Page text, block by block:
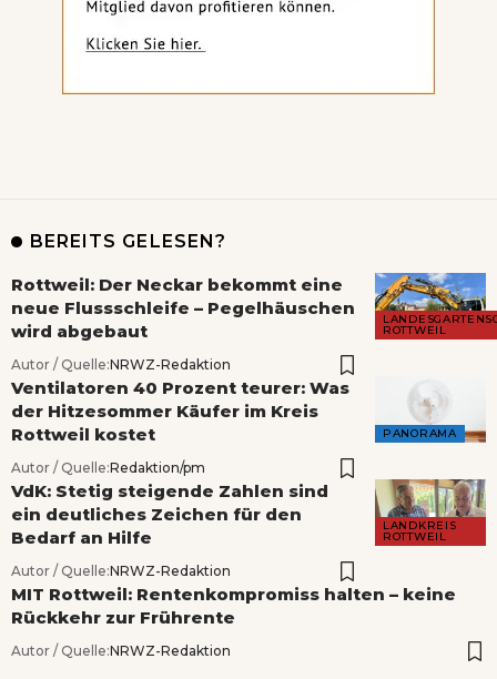
BEREITS GELESEN?
ROTTWEIL
Rottweil: Der Neckar bekommt eine
neue Flussschleife – Pegelhäuschen
wird abgebaut
Autor / Quelle:NRWZ-Redaktion
PANORAMA
Ventilatoren 40 Prozent teurer: Was
der Hitzesommer Käufer im Kreis
Rottweil kostet
Autor / Quelle:Redaktion/pm
LANDKREIS
ROTTWEIL
VdK: Stetig steigende Zahlen sind
ein deutliches Zeichen für den
Bedarf an Hilfe
Autor / Quelle:NRWZ-Redaktion
MIT Rottweil: Rentenkompromiss halten – keine
Rückkehr zur Frührente
Autor / Quelle:NRWZ-Redaktion